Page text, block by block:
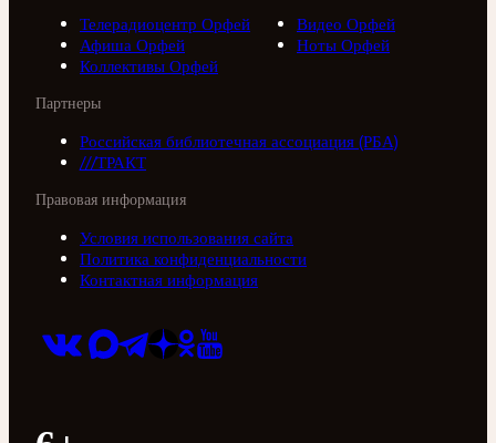
Телерадиоцентр Орфей
Видео Орфей
Афиша Орфей
Ноты Орфей
Коллективы Орфей
Партнеры
Российская библиотечная ассоциация (РБА)
///ТРАКТ
Правовая информация
Условия использования сайта
Политика конфиденциальности
Контактная информация